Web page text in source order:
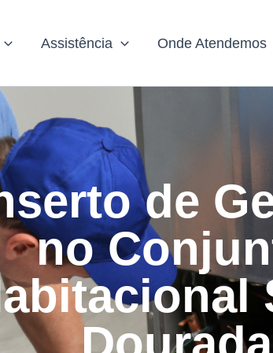
Assistência Onde Atendemos
de
no